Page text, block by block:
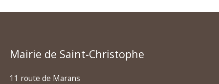
Mairie de Saint-Christophe
11 route de Marans